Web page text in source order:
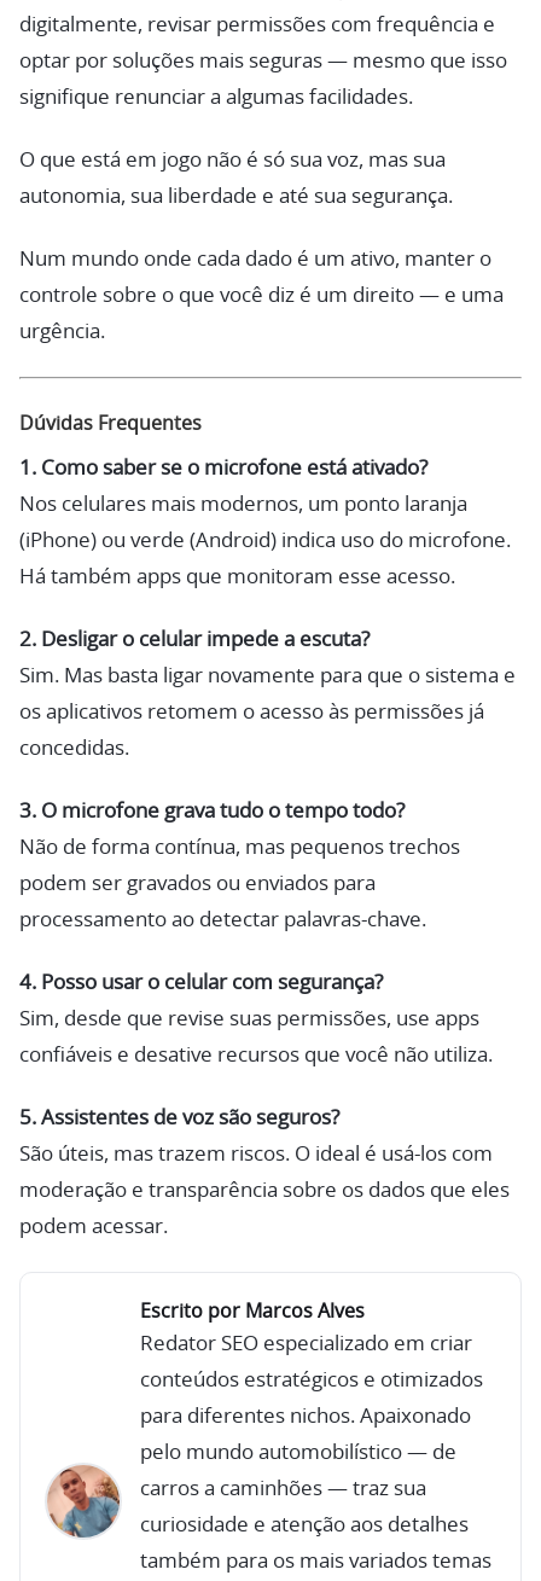
digitalmente, revisar permissões com frequência e
optar por soluções mais seguras — mesmo que isso
signifique renunciar a algumas facilidades.
O que está em jogo não é só sua voz, mas sua
autonomia, sua liberdade e até sua segurança.
Num mundo onde cada dado é um ativo, manter o
controle sobre o que você diz é um direito — e uma
urgência.
Dúvidas Frequentes
1. Como saber se o microfone está ativado?
Nos celulares mais modernos, um ponto laranja
(iPhone) ou verde (Android) indica uso do microfone.
Há também apps que monitoram esse acesso.
2. Desligar o celular impede a escuta?
Sim. Mas basta ligar novamente para que o sistema e
os aplicativos retomem o acesso às permissões já
concedidas.
3. O microfone grava tudo o tempo todo?
Não de forma contínua, mas pequenos trechos
podem ser gravados ou enviados para
processamento ao detectar palavras-chave.
4. Posso usar o celular com segurança?
Sim, desde que revise suas permissões, use apps
confiáveis e desative recursos que você não utiliza.
5. Assistentes de voz são seguros?
São úteis, mas trazem riscos. O ideal é usá-los com
moderação e transparência sobre os dados que eles
podem acessar.
Escrito por Marcos Alves
Redator SEO especializado em criar
conteúdos estratégicos e otimizados
para diferentes nichos. Apaixonado
pelo mundo automobilístico — de
carros a caminhões — traz sua
curiosidade e atenção aos detalhes
também para os mais variados temas